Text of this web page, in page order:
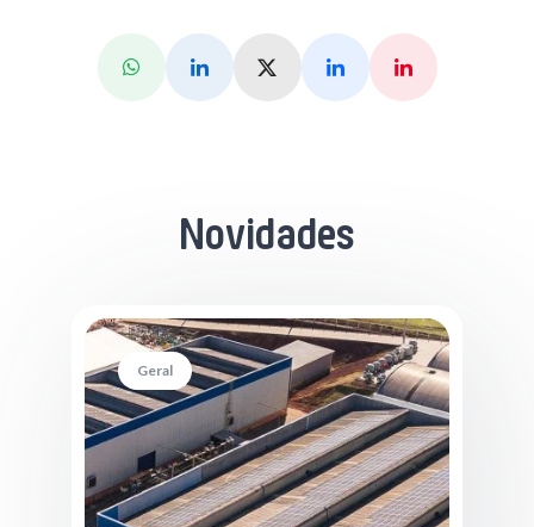
WhatsappLinkedinX (Twitter)FacebookPinterest
Novidades
Geral